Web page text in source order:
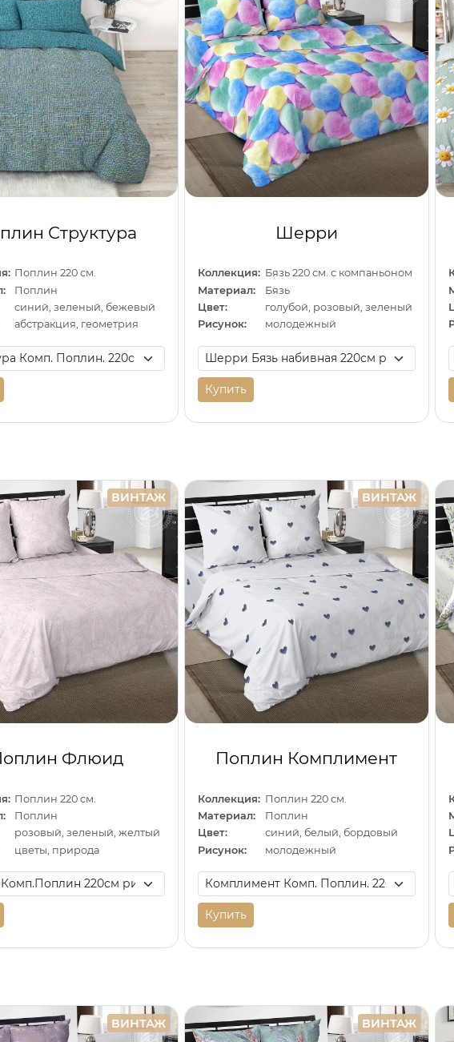
Структура
Поплин 220 см.
Поплин
синий, зеленый, бежевый
абстракция, геометрия
Шерри
Коллекция: Бязь 220 см. с компаньоном
Материал:
Бязь
Цвет:
голубой, розовый, зеленый
Рисунок:
молодежный
Купить
ВИНТАЖ
Флюид
Поплин 220 см.
Поплин
розовый, зеленый, желтый
цветы, природа
ВИНТАЖ
Поплин Комплимент
Коллекция: Поплин 220 см.
Материал:
Поплин
Цвет:
синий, белый, бордовый
Рисунок:
молодежный
Купить
ВИНТАЖ ВИНТАЖ